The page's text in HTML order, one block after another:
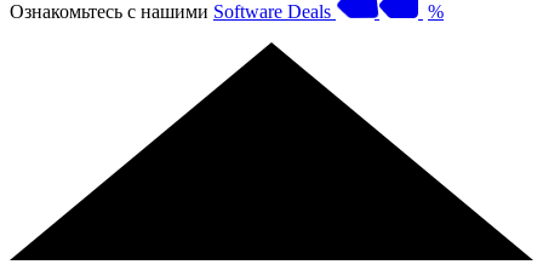
Ознакомьтесь с нашими Software Deals %